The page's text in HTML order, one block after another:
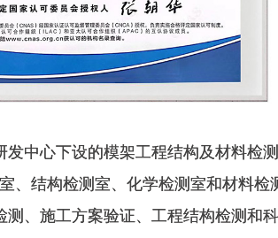
发中心下设的模架工程结构及材料检
、结构检测室、化学检测室和材料
、施工方案验证、工程结构检测和科